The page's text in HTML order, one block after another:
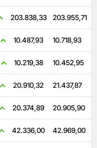
203.838,33 203.955,71
10.487,93 10.718,93
10.219,38 10.452,95
20.910,32 21.437,87
20.374,89 20.905,90
42.336,00 42.969,00